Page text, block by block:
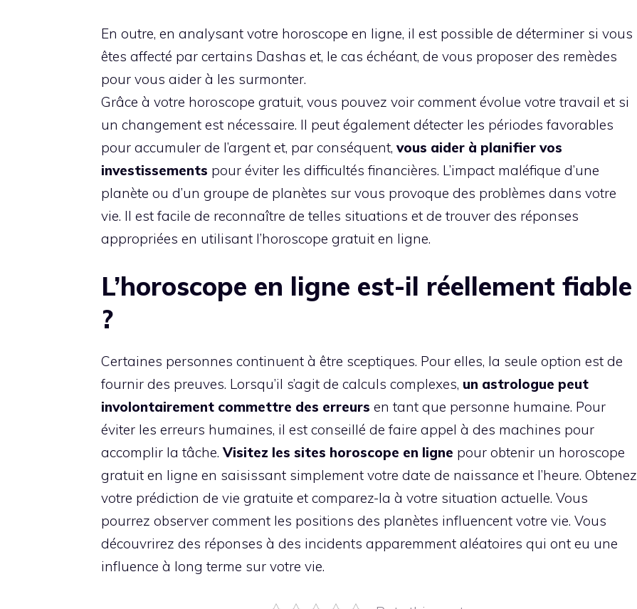
En outre, en analysant votre horoscope en ligne, il est possible de déterminer si vous
êtes affecté par certains Dashas et, le cas échéant, de vous proposer des remèdes
pour vous aider à les surmonter.
Grâce à votre horoscope gratuit, vous pouvez voir comment évolue votre travail et si
un changement est nécessaire. Il peut également détecter les périodes favorables
pour accumuler de l’argent et, par conséquent, vous aider à planifier vos
investissements pour éviter les difficultés financières. L’impact maléfique d’une
planète ou d’un groupe de planètes sur vous provoque des problèmes dans votre
vie. Il est facile de reconnaître de telles situations et de trouver des réponses
appropriées en utilisant l’horoscope gratuit en ligne.
L’horoscope en ligne est-il réellement fiable
?
Certaines personnes continuent à être sceptiques. Pour elles, la seule option est de
fournir des preuves. Lorsqu’il s’agit de calculs complexes, un astrologue peut
involontairement commettre des erreurs en tant que personne humaine. Pour
éviter les erreurs humaines, il est conseillé de faire appel à des machines pour
accomplir la tâche.Visitez les sites horoscope en ligne pour obtenir un horoscope
gratuit en ligne en saisissant simplement votre date de naissance et l’heure. Obtenez
votre prédiction de vie gratuite et comparez-la à votre situation actuelle. Vous
pourrez observer comment les positions des planètes influencent votre vie. Vous
découvrirez des réponses à des incidents apparemment aléatoires qui ont eu une
influence à long terme sur votre vie.